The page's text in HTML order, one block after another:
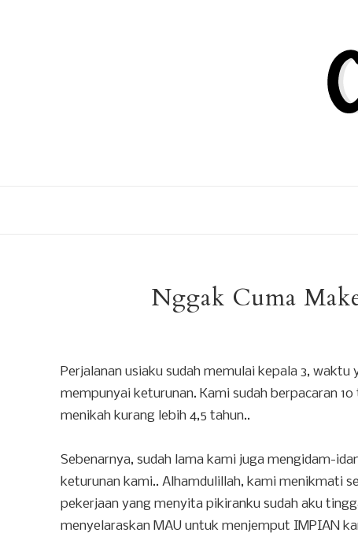
Nggak Cuma
Perjalanan usiaku sudah memulai kepala 3,
mempunyai keturunan. Kami sudah berpacaran
menikah kurang lebih 4,5 tahun..
Sebenarnya, sudah lama kami juga mengidam-
keturunan kami.. Alhamdulillah, kami menikmati
pekerjaan yang menyita pikiranku sudah aku
menyelaraskan MAU untuk menjemput IMPIAN